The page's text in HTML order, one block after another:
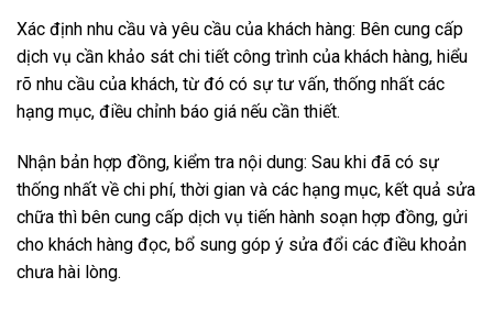
Xác định nhu cầu và yêu cầu của khách hàng: Bên cung cấp
dịch vụ cần khảo sát chi tiết công trình của khách hàng, hiểu
rõ nhu cầu của khách, từ đó có sự tư vấn, thống nhất các
hạng mục, điều chỉnh báo giá nếu cần thiết.
Nhận bản hợp đồng, kiểm tra nội dung: Sau khi đã có sự
thống nhất về chi phí, thời gian và các hạng mục, kết quả sửa
chữa thì bên cung cấp dịch vụ tiến hành soạn hợp đồng, gửi
cho khách hàng đọc, bổ sung góp ý sửa đổi các điều khoản
chưa hài lòng.